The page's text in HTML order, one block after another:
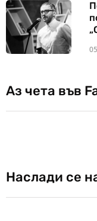
Аз чета във
Наслади се